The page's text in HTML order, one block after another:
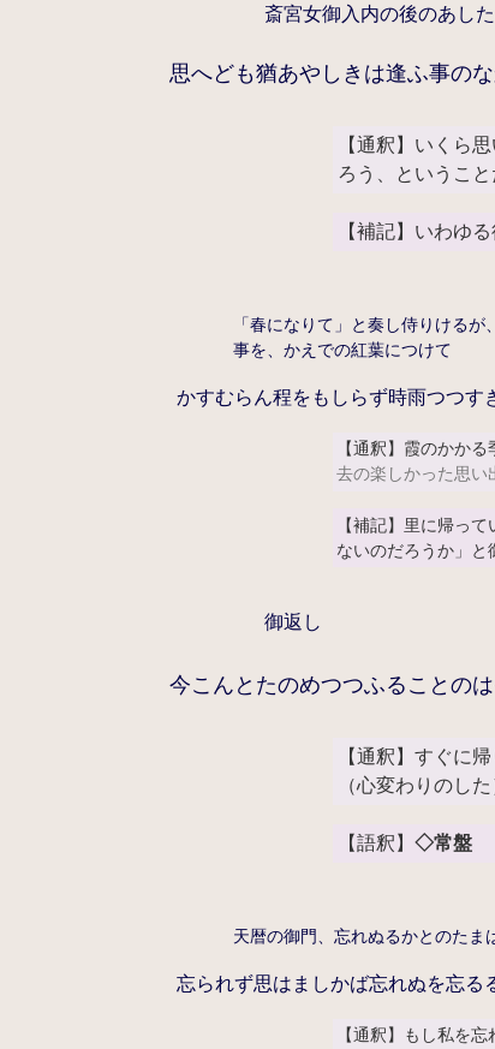
斎宮女御入内の後のあし
思へども猶あやしきは逢ふ事の
【通釈】いくら
ろう、ということ
【補記】いわゆ
「春になりて」と奏し侍りける
事を、かえでの紅葉につけて
かすむらん程をもしらず時雨つつす
【通釈】霞のかか
去の楽しかった思い
【補記】里に帰っ
ないのだろうか」と
御返し
今こんとたのめつつふることの
【通釈】すぐに
（心変わりのし
【語釈】 ◇常盤
天暦の御門、忘れぬるかとの
忘られず思はましかば忘れぬを忘る
【通釈】もし私を